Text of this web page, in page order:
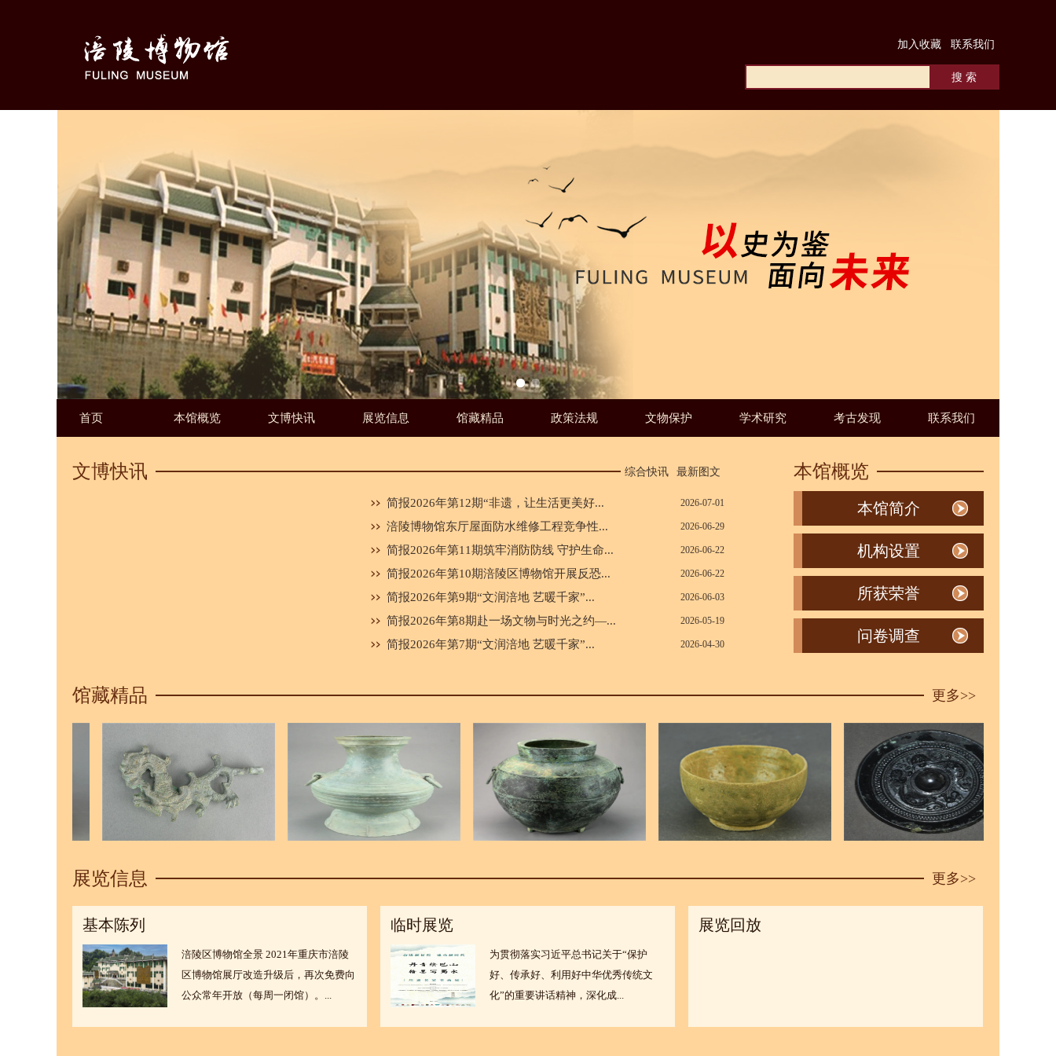
联系我们
加入收藏
首页 本馆概览 文博快讯 展览信息 馆藏精品 政策法规 文物保护 学术研究 考古发现 联系我们
文博快讯 最新图文
综合快讯
简报2026年第12期“非遗，让生活更美好... 2026-07-01
涪陵博物馆东厅屋面防水维修工程竞争性... 2026-06-29
简报2026年第11期筑牢消防防线 守护生命... 2026-06-22
简报2026年第10期涪陵区博物馆开展反恐... 2026-06-22
简报2026年第9期“文润涪地 艺暖千家”... 2026-06-03
简报2026年第8期赴一场文物与时光之约—... 2026-05-19
简报2026年第7期“文润涪地 艺暖千家”... 2026-04-30
本馆概览
本馆简介
机构设置
所获荣誉
问卷调查
馆藏精品 更多>>
展览信息 更多>>
基本陈列
涪陵区博物馆全景 2021年重庆市涪陵
区博物馆展厅改造升级后，再次免费向
公众常年开放（每周一闭馆）。...
临时展览
为贯彻落实习近平总书记关于“保护
好、传承好、利用好中华优秀传统文
化”的重要讲话精神，深化成...
展览回放